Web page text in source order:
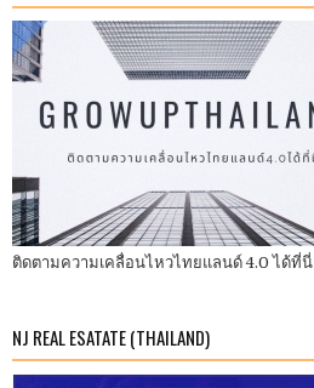
ติดตามความเคลื่อนไหวไทยแลนด์ 4.0 ได้ที่นี่
NJ REAL ESATATE (THAILAND)